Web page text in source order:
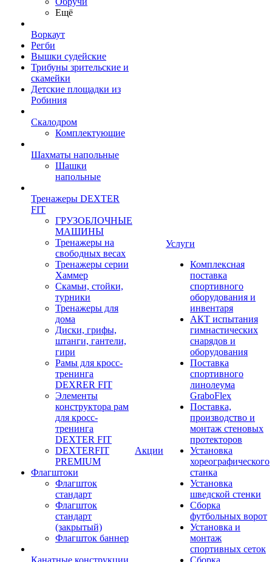
Ещё
Воркаут
Регби
Вышки судейские
Трибуны зрительские и
скамейки
Детские площадки из
Робиния
Скалодром
Комплектующие
Шахматы напольные
Шашки
напольные
Тренажеры DEXTER
FIT
ГРУЗОБЛОЧНЫЕ
МАШИНЫ
Тренажеры на
свободных весах
Тренажеры серии
Хаммер
Скамьи, стойки,
турники
Тренажеры для
дома
Диски, грифы,
штанги, гантели,
гири
Рамы для кросс-
тренинга
DEXRER FIT
Элементы
конструктора рам
для кросс-
тренинга
DEXTER FIT
DEXTERFIT
PREMIUM
Флагштоки
Флагшток
стандарт
Флагшток
стандарт
(закрытый)
Флагшток баннер
Канатные конструкции
Акции
Услуги
Комплексная
поставка
спортивного
оборудования и
инвентаря
АКТ испытания
гимнастических
снарядов и
оборудования
Поставка
спортивного
линолеума
GraboFlex
Поставка,
производство и
монтаж стеновых
протекторов
Установка
хореографического
станка
Установка
шведской стенки
Сборка
футбольных ворот
Установка и
монтаж
спортивных сеток
Сборка